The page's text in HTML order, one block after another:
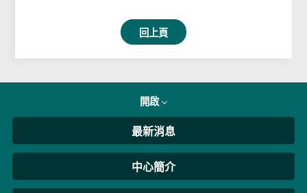
回上頁
開啟
最新消息
中心簡介